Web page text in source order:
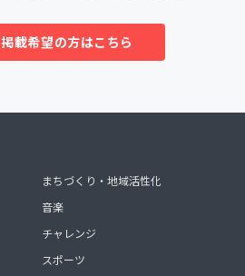
掲載希望の方はこちら
まちづくり・地域活性化
音楽
チャレンジ
スポーツ